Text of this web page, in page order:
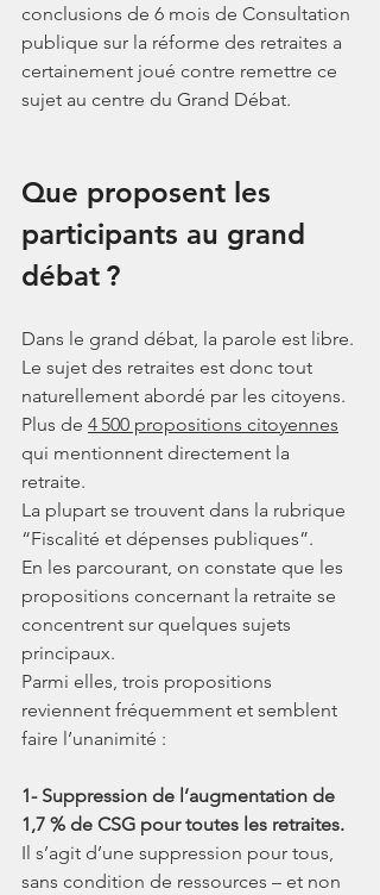
conclusions de 6 mois de Consultation
publique sur la réforme des retraites a
certainement joué contre remettre ce
sujet au centre du Grand Débat.
Que proposent les
participants au grand
débat ?
Dans le grand débat, la parole est libre.
Le sujet des retraites est donc tout
naturellement abordé par les citoyens.
Plus de 4 500 propositions citoyennes
qui mentionnent directement la
retraite.
La plupart se trouvent dans la rubrique
“Fiscalité et dépenses publiques”.
En les parcourant, on constate que les
propositions concernant la retraite se
concentrent sur quelques sujets
principaux.
Parmi elles, trois propositions
reviennent fréquemment et semblent
faire l’unanimité :
1- Suppression de l’augmentation de
1,7 % de CSG pour toutes les retraites.
Il s’agit d’une suppression pour tous,
sans condition de ressources – et non